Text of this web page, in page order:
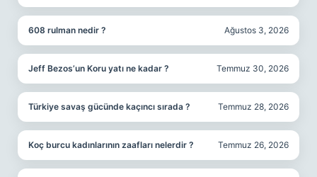
608 rulman nedir ? Ağustos 3, 2026
Jeff Bezos’un Koru yatı ne kadar ? Temmuz 30, 2026
Türkiye savaş gücünde kaçıncı sırada ? Temmuz 28, 2026
Koç burcu kadınlarının zaafları nelerdir ? Temmuz 26, 2026